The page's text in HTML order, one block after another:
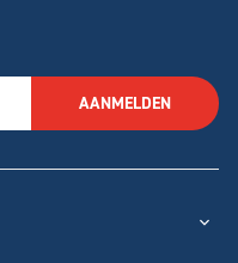
AANMELDEN